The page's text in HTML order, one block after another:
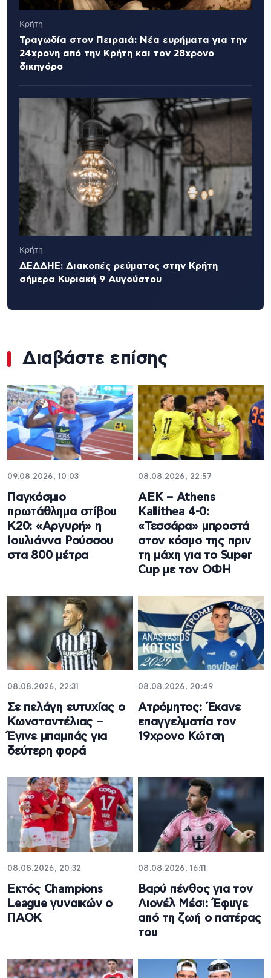
Κρήτη
Τραγωδία στον Πειραιά: Νέα ευρήματα για την
24χρονη από την Κρήτη και τον 28χρονο
δικηγόρο
Κρήτη
ΔΕΔΔΗΕ: Διακοπές ρεύματος στην Κρήτη
σήμερα Κυριακή 9 Αυγούστου
Διαβάστε επίσης
09.08.2026, 10:03
Παγκόσμιο
πρωτάθλημα στίβου
Κ20: «Αργυρή» η
Ιουλιάννα Ρούσσου
στα 800 μέτρα
08.08.2026, 22:57
ΑΕΚ – Athens
Kallithea 4-0:
«Τεσσάρα» μπροστά
στον κόσμο της πριν
τη μάχη για το Super
Cup με τον ΟΦΗ
08.08.2026, 22:31
Σε πελάγη ευτυχίας ο
Κωνσταντέλιας –
Έγινε μπαμπάς για
δεύτερη φορά
08.08.2026, 20:49
Ατρόμητος: Έκανε
επαγγελματία τον
19χρονο Κώτση
08.08.2026, 20:32
Εκτός Champions
League γυναικών ο
ΠΑΟΚ
08.08.2026, 16:11
Βαρύ πένθος για τον
Λιονέλ Μέσι: Έφυγε
από τη ζωή ο πατέρας
του